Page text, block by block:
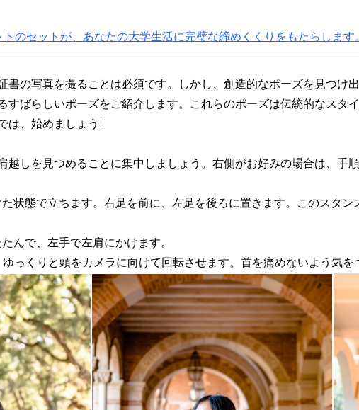
のセットが、あなたの大学生活に完璧な締めくくりをもたらします。
書の写真を撮ることは必須です。しかし、創造的なポーズを見つけ
すばらしいポーズをご紹介します。これらのポーズは伝統的なスタ
は、始めましょう!
越しを見つめることに集中しましょう。右側がお好みの場合は、手
状態で立ちます。右足を前に、左足を後ろに置きます。このスタ
んで、左手で左肩にかけます。
っくりと頭をカメラに向けて回転させます。首を痛めないよう気を